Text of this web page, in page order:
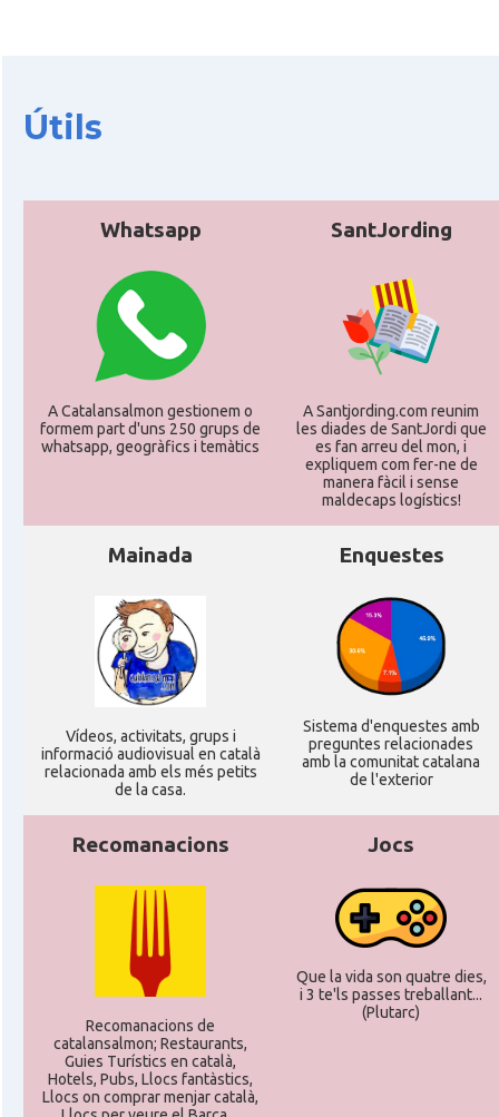
Útils
Whatsapp
A Catalansalmon gestionem o
formem part d'uns 250 grups de
whatsapp, geogràfics i temàtics
SantJording
A Santjording.com reunim
les diades de SantJordi que
es fan arreu del mon, i
expliquem com fer-ne de
manera fàcil i sense
maldecaps logí­stics!
Mainada
Ví­deos, activitats, grups i
informació audiovisual en català
relacionada amb els més petits
de la casa.
Enquestes
Sistema d'enquestes amb
preguntes relacionades
amb la comunitat catalana
de l'exterior
Recomanacions
Recomanacions de
catalansalmon; Restaurants,
Guies Turístics en català,
Hotels, Pubs, Llocs fantàstics,
Llocs on comprar menjar català,
Jocs
Que la vida son quatre dies,
i 3 te'ls passes treballant...
(Plutarc)